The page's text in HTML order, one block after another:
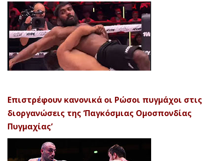
Επιστρέφουν κανονικά οι Ρώσοι πυγμάχοι στις
διοργανώσεις της ‘Παγκόσμιας Ομοσπονδίας
Πυγμαχίας’